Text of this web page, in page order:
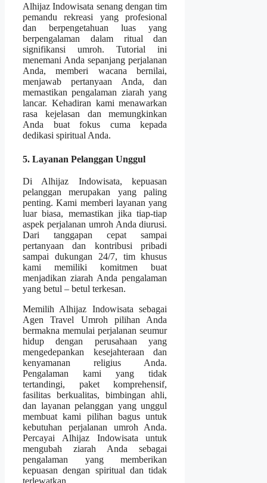
Alhijaz Indowisata senang dengan tim
pemandu rekreasi yang profesional
dan berpengetahuan luas yang
berpengalaman dalam ritual dan
signifikansi umroh. Tutorial ini
menemani Anda sepanjang perjalanan
Anda, memberi wacana bernilai,
menjawab pertanyaan Anda, dan
memastikan pengalaman ziarah yang
lancar. Kehadiran kami menawarkan
rasa kejelasan dan memungkinkan
Anda buat fokus cuma kepada
dedikasi spiritual Anda.
5. Layanan Pelanggan Unggul
Di Alhijaz Indowisata, kepuasan
pelanggan merupakan yang paling
penting. Kami memberi layanan yang
luar biasa, memastikan jika tiap-tiap
aspek perjalanan umroh Anda diurusi.
Dari tanggapan cepat sampai
pertanyaan dan kontribusi pribadi
sampai dukungan 24/7, tim khusus
kami memiliki komitmen buat
menjadikan ziarah Anda pengalaman
yang betul – betul terkesan.
Memilih Alhijaz Indowisata sebagai
Agen Travel Umroh pilihan Anda
bermakna memulai perjalanan seumur
hidup dengan perusahaan yang
mengedepankan kesejahteraan dan
kenyamanan religius Anda.
Pengalaman kami yang tidak
tertandingi, paket komprehensif,
fasilitas berkualitas, bimbingan ahli,
dan layanan pelanggan yang unggul
membuat kami pilihan bagus untuk
kebutuhan perjalanan umroh Anda.
Percayai Alhijaz Indowisata untuk
mengubah ziarah Anda sebagai
pengalaman yang memberikan
kepuasan dengan spiritual dan tidak